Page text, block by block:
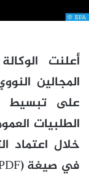
أعلنت
المجالين
على تبسيط
الطلبيات
خلال اعتماد
في صيغة (PDF).